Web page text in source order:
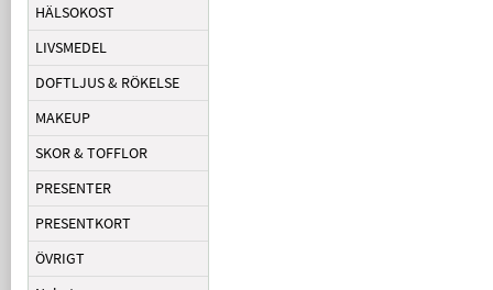
HÄLSOKOST
LIVSMEDEL
DOFTLJUS & RÖKELSE
MAKEUP
SKOR & TOFFLOR
PRESENTER
PRESENTKORT
ÖVRIGT